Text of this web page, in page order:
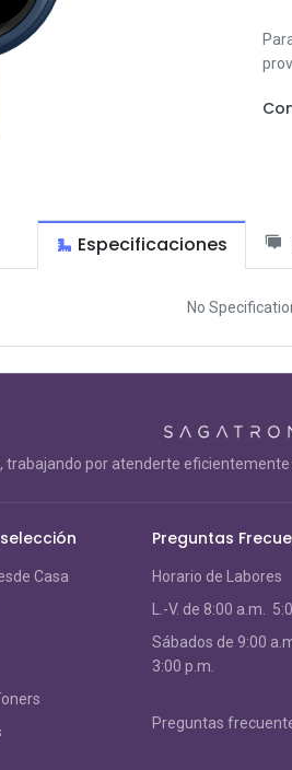
Especificaciones
No
por atenderte
Casa
Preguntas
Horario de Labores
L.-V. de 8:00 a.m.
Sábados de 9:00
3:00 p.m.
Preguntas